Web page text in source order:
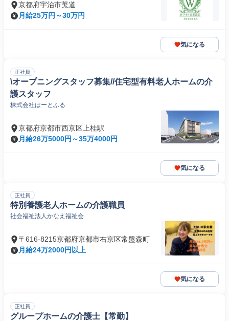
京都府宇治市莵道
月給25万円～30万円
気になる
正社員
\オープニングスタッフ募集//住宅型有料老人ホームの介
護スタッフ
株式会社はーとふる
京都府京都市西京区上桂駅
月給26万5000円～35万4000円
気になる
正社員
特別養護老人ホームの介護職員
社会福祉法人かなえ福祉会
〒616-8215京都府京都市右京区常盤森町
月給24万2000円以上
気になる
正社員
グループホームの介護士【常勤】